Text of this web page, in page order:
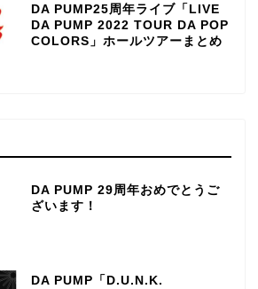
DA PUMP25周年ライブ「LIVE
DA PUMP 2022 TOUR DA POP
COLORS」ホールツアーまとめ
DA PUMP 29周年おめでとうご
ざいます！
DA PUMP「D.U.N.K.